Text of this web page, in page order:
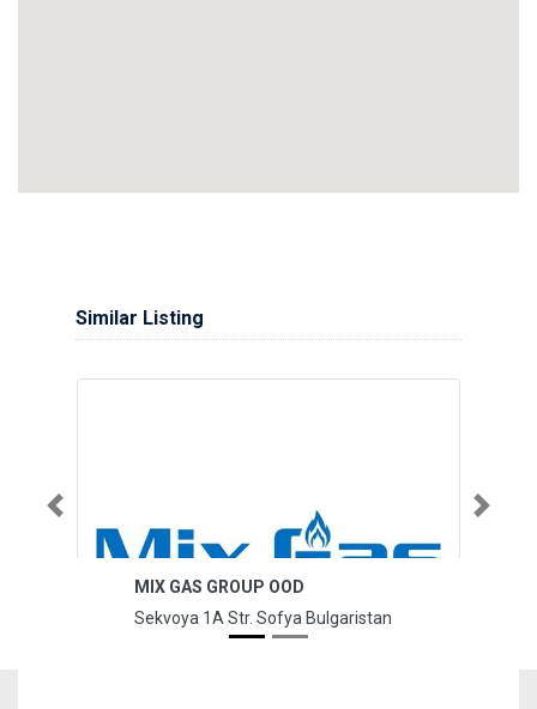
Similar Listing
MIX GAS GROUP OOD
Sekvoya 1A Str. Sofya Bulgaristan
Previous Next